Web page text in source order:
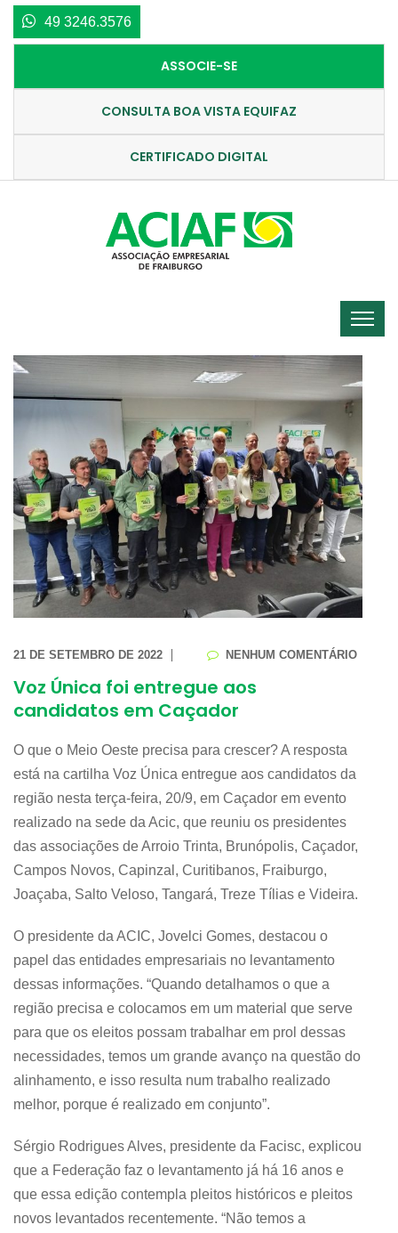
49 3246.3576
ASSOCIE-SE
CONSULTA BOA VISTA EQUIFAZ
CERTIFICADO DIGITAL
21 DE SETEMBRO DE 2022 NENHUM COMENTÁRIO
Voz Única foi entregue aos
candidatos em Caçador
O que o Meio Oeste precisa para crescer? A resposta
está na cartilha Voz Única entregue aos candidatos da
região nesta terça-feira, 20/9, em Caçador em evento
realizado na sede da Acic, que reuniu os presidentes
das associações de Arroio Trinta, Brunópolis, Caçador,
Campos Novos, Capinzal, Curitibanos, Fraiburgo,
Joaçaba, Salto Veloso, Tangará, Treze Tílias e Videira.
O presidente da ACIC, Jovelci Gomes, destacou o
papel das entidades empresariais no levantamento
dessas informações. “Quando detalhamos o que a
região precisa e colocamos em um material que serve
para que os eleitos possam trabalhar em prol dessas
necessidades, temos um grande avanço na questão do
alinhamento, e isso resulta num trabalho realizado
melhor, porque é realizado em conjunto”.
Sérgio Rodrigues Alves, presidente da Facisc, explicou
que a Federação faz o levantamento já há 16 anos e
que essa edição contempla pleitos históricos e pleitos
novos levantados recentemente. “Não temos a